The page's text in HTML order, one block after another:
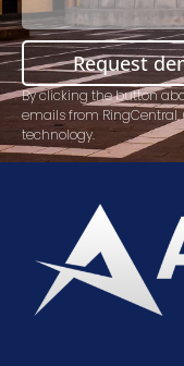
Request
By clicking the button
emails from
technology.